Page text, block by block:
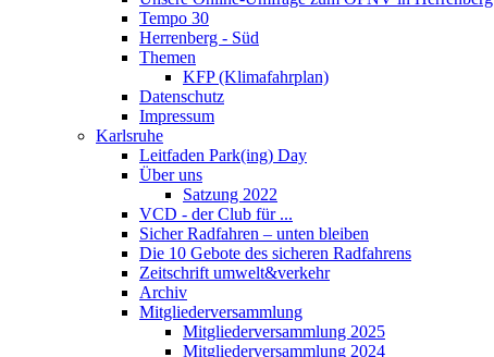
Tempo 30
Herrenberg - Süd
Themen
KFP (Klimafahrplan)
Datenschutz
Impressum
Karlsruhe
Leitfaden Park(ing) Day
Über uns
Satzung 2022
VCD - der Club für ...
Sicher Radfahren – unten bleiben
Die 10 Gebote des sicheren Radfahrens
Zeitschrift umwelt&verkehr
Archiv
Mitgliederversammlung
Mitgliederversammlung 2025
Mitgliederversammlung 2024